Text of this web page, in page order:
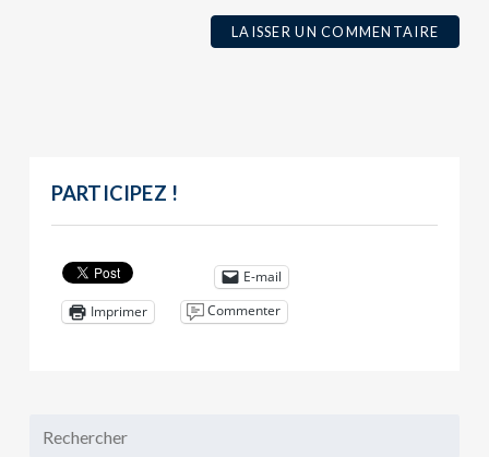
PARTICIPEZ !
E-mail
Imprimer
Commenter